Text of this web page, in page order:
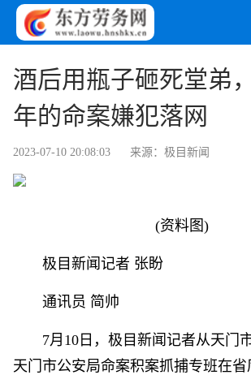
酒后用瓶子砸死堂弟
年的命案嫌犯落网
2023-07-10 20:08:03 来源：极目新闻
(资料图)
极目新闻记者 张盼
通讯员 简帅
7月10日，极目新闻记者从天门
天门市公安局命案积案抓捕专班在省